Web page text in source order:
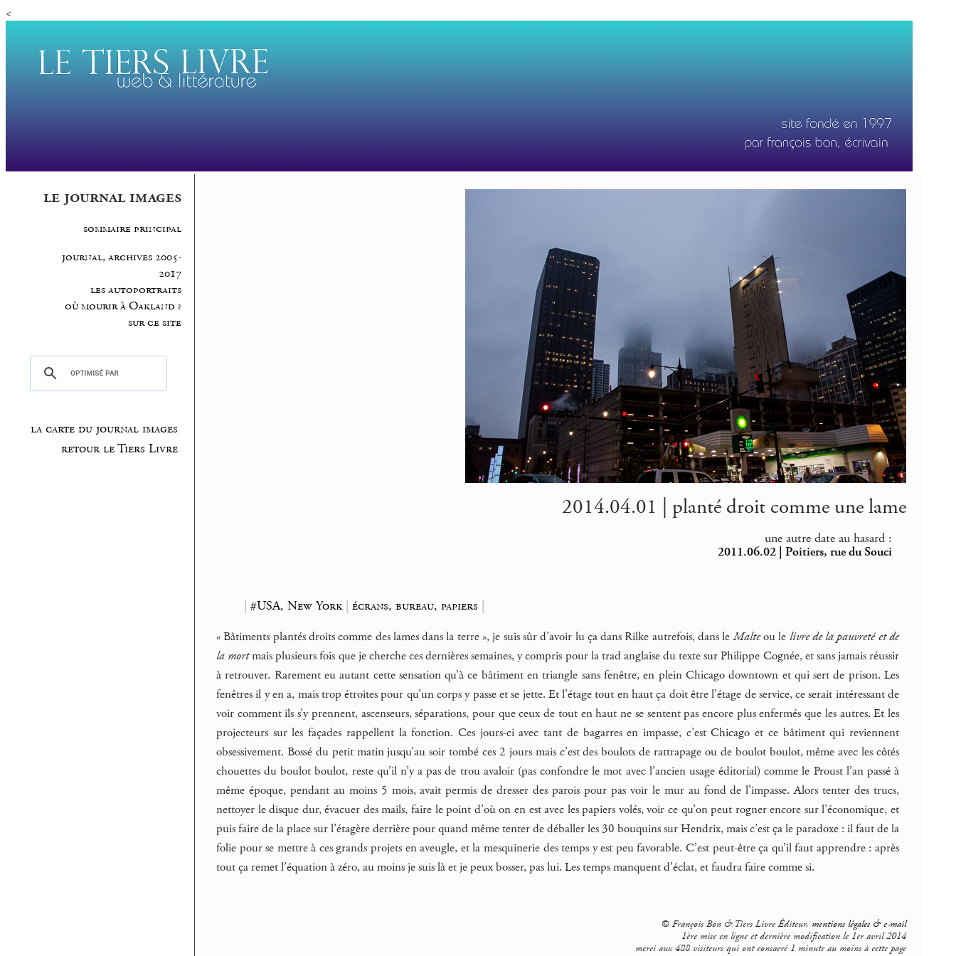
<
le journal images
sommaire principal
journal, archives 2005-
2017
les autoportraits
où mourir à Oakland ?
sur ce site
la carte du journal images
retour le Tiers Livre
2014.04.01 | planté droit comme une lame
une autre date au hasard :
2011.06.02 | Poitiers, rue du Souci
|#USA, New York|écrans, bureau, papiers |
« Bâtiments plantés droits comme des lames dans la terre », je suis sûr d’avoir lu ça dans Rilke autrefois, dans leMalteou le livre de la pauvreté et de
la mortmais plusieurs fois que je cherche ces dernières semaines, y compris pour la trad anglaise du texte sur Philippe Cognée, et sans jamais réussir
à retrouver. Rarement eu autant cette sensation qu’à ce bâtiment en triangle sans fenêtre, en plein Chicago downtown et qui sert de prison. Les
fenêtres il y en a, mais trop étroites pour qu’un corps y passe et se jette. Et l’étage tout en haut ça doit être l’étage de service, ce serait intéressant de
voir comment ils s’y prennent, ascenseurs, séparations, pour que ceux de tout en haut ne se sentent pas encore plus enfermés que les autres. Et les
projecteurs sur les façades rappellent la fonction. Ces jours-ci avec tant de bagarres en impasse, c’est Chicago et ce bâtiment qui reviennent
obsessivement. Bossé du petit matin jusqu’au soir tombé ces 2 jours mais c’est des boulots de rattrapage ou de boulot boulot, même avec les côtés
chouettes du boulot boulot, reste qu’il n’y a pas de trou avaloir (pas confondre le mot avec l’ancien usage éditorial) comme le Proust l’an passé à
même époque, pendant au moins 5 mois, avait permis de dresser des parois pour pas voir le mur au fond de l’impasse. Alors tenter des trucs,
nettoyer le disque dur, évacuer des mails, faire le point d’où on en est avec les papiers volés, voir ce qu’on peut rogner encore sur l’économique, et
puis faire de la place sur l’étagère derrière pour quand même tenter de déballer les 30 bouquins sur Hendrix, mais c’est ça le paradoxe : il faut de la
folie pour se mettre à ces grands projets en aveugle, et la mesquinerie des temps y est peu favorable. C’est peut-être ça qu’il faut apprendre : après
tout ça remet l’équation à zéro, au moins je suis là et je peux bosser, pas lui. Les temps manquent d’éclat, et faudra faire comme si.
© François Bon & Tiers Livre Éditeur, mentions légales & e-mail
1ère mise en ligne et dernière modification le 1er avril 2014
merci aux 488 visiteurs qui ont consacré 1 minute au moins à cette page